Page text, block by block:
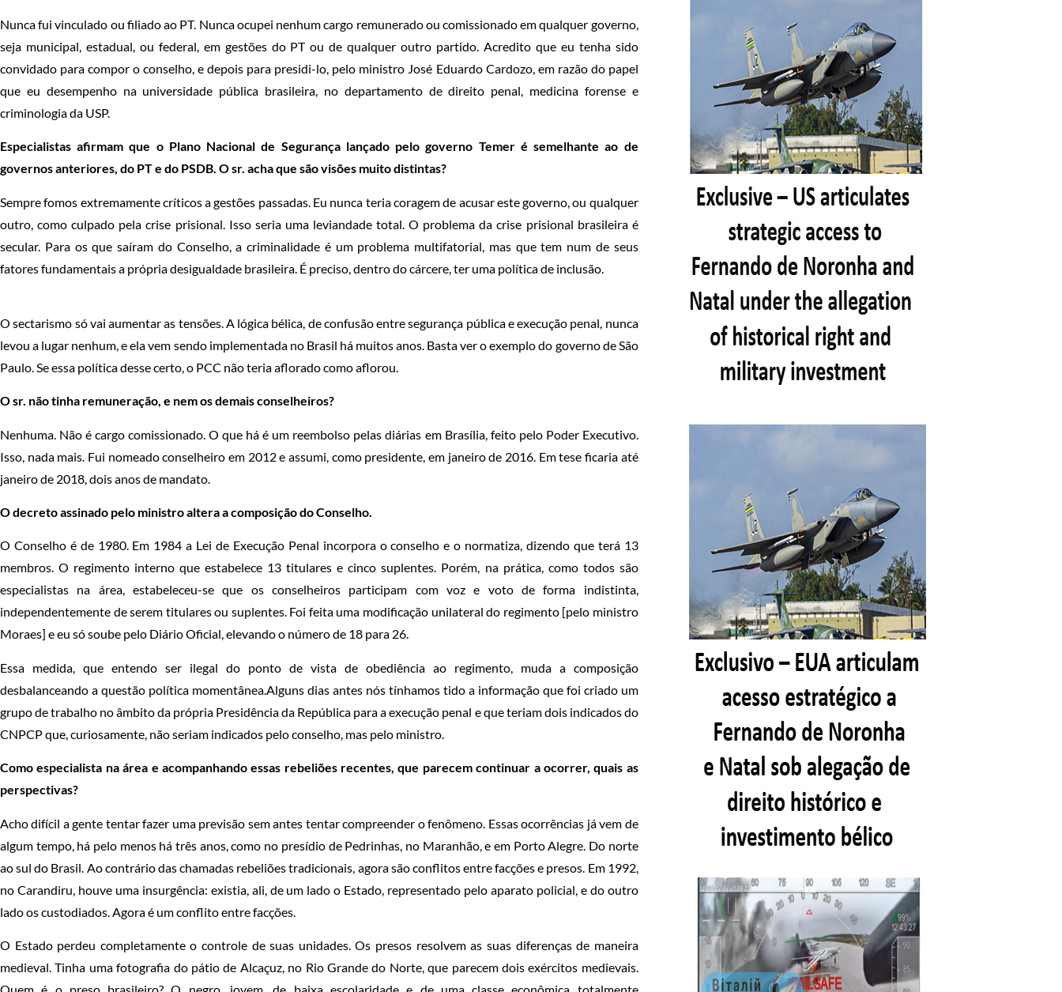
Nunca fui vinculado ou filiado ao PT. Nunca ocupei nenhum cargo remunerado ou comissionado em qualquer governo,
seja municipal, estadual, ou federal, em gestões do PT ou de qualquer outro partido. Acredito que eu tenha sido
convidado para compor o conselho, e depois para presidi-lo, pelo ministro José Eduardo Cardozo, em razão do papel
que eu desempenho na universidade pública brasileira, no departamento de direito penal, medicina forense e
criminologia da USP.
Especialistas afirmam que o Plano Nacional de Segurança lançado pelo governo Temer é semelhante ao de
governos anteriores, do PT e do PSDB. O sr. acha que são visões muito distintas?
Sempre fomos extremamente críticos a gestões passadas. Eu nunca teria coragem de acusar este governo, ou qualquer
outro, como culpado pela crise prisional. Isso seria uma leviandade total. O problema da crise prisional brasileira é
secular. Para os que saíram do Conselho, a criminalidade é um problema multifatorial, mas que tem num de seus
fatores fundamentais a própria desigualdade brasileira. É preciso, dentro do cárcere, ter uma política de inclusão.
O sectarismo só vai aumentar as tensões. A lógica bélica, de confusão entre segurança pública e execução penal, nunca
levou a lugar nenhum, e ela vem sendo implementada no Brasil há muitos anos. Basta ver o exemplo do governo de São
Paulo. Se essa política desse certo, o PCC não teria aflorado como aflorou.
O sr. não tinha remuneração, e nem os demais conselheiros?
Nenhuma. Não é cargo comissionado. O que há é um reembolso pelas diárias em Brasília, feito pelo Poder Executivo.
Isso, nada mais. Fui nomeado conselheiro em 2012 e assumi, como presidente, em janeiro de 2016. Em tese ficaria até
janeiro de 2018, dois anos de mandato.
O decreto assinado pelo ministro altera a composição do Conselho.
O Conselho é de 1980. Em 1984 a Lei de Execução Penal incorpora o conselho e o normatiza, dizendo que terá 13
membros. O regimento interno que estabelece 13 titulares e cinco suplentes. Porém, na prática, como todos são
especialistas na área, estabeleceu-se que os conselheiros participam com voz e voto de forma indistinta,
independentemente de serem titulares ou suplentes. Foi feita uma modificação unilateral do regimento [pelo ministro
Moraes] e eu só soube pelo Diário Oficial, elevando o número de 18 para 26.
Essa medida, que entendo ser ilegal do ponto de vista de obediência ao regimento, muda a composição
desbalanceando a questão política momentânea.Alguns dias antes nós tínhamos tido a informação que foi criado um
grupo de trabalho no âmbito da própria Presidência da República para a execução penal e que teriam dois indicados do
CNPCP que, curiosamente, não seriam indicados pelo conselho, mas pelo ministro.
Como especialista na área e acompanhando essas rebeliões recentes, que parecem continuar a ocorrer, quais as
perspectivas?
Acho difícil a gente tentar fazer uma previsão sem antes tentar compreender o fenômeno. Essas ocorrências já vem de
algum tempo, há pelo menos há três anos, como no presídio de Pedrinhas, no Maranhão, e em Porto Alegre. Do norte
ao sul do Brasil. Ao contrário das chamadas rebeliões tradicionais, agora são conflitos entre facções e presos. Em 1992,
no Carandiru, houve uma insurgência: existia, ali, de um lado o Estado, representado pelo aparato policial, e do outro
lado os custodiados. Agora é um conflito entre facções.
O Estado perdeu completamente o controle de suas unidades. Os presos resolvem as suas diferenças de maneira
medieval. Tinha uma fotografia do pátio de Alcaçuz, no Rio Grande do Norte, que parecem dois exércitos medievais.